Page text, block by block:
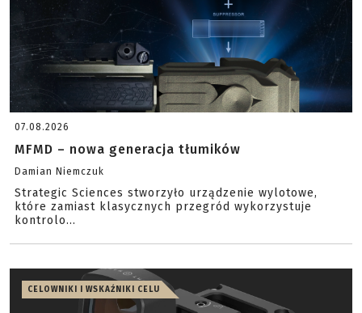
07.08.2026
MFMD – nowa generacja tłumików
Damian Niemczuk
Strategic Sciences stworzyło urządzenie wylotowe,
które zamiast klasycznych przegród wykorzystuje
kontrolo...
CELOWNIKI I WSKAŹNIKI CELU